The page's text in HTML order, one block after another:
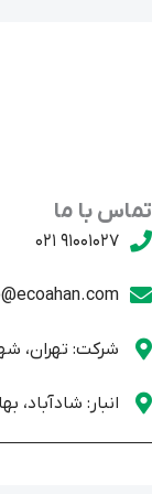
تماس با ما
91001027 021
شرکت: تهران، شهرک
انبار: شادآباد،